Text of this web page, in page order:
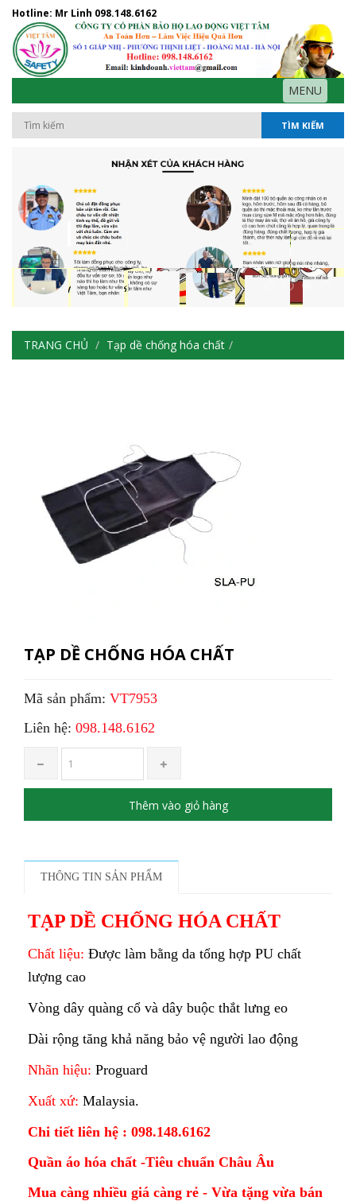
Hotline: Mr Linh 098.148.6162
MENU
TÌM KIẾM
TRANG CHỦ Tạp dề chống hóa chất
TẠP DỀ CHỐNG HÓA CHẤT
Mã sản phẩm: VT7953
Liên hệ: 098.148.6162
Thêm vào giỏ hàng
THÔNG TIN SẢN PHẨM
TẠP DỀ CHỐNG HÓA CHẤT
Chất liệu: Được làm bằng da tổng hợp PU chất
lượng cao
Vòng dây quàng cổ và dây buộc thắt lưng eo
Dài rộng tăng khả năng bảo vệ người lao động
Nhãn hiệu: Proguard
Xuất xứ: Malaysia.
Chi tiết liên hệ : 098.148.6162
Quần áo hóa chất -Tiêu chuẩn Châu Âu
Mua càng nhiều giá càng rẻ - Vừa tặng vừa bán